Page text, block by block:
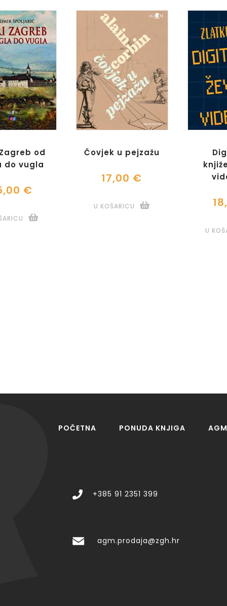
od
do vugla
€
Čovjek u pejzažu
17,00 €
U KOŠARICU
U
POČETNA PONUDA KNJIGA
+385 91 2351 399
agm.prodaja@zgh.hr